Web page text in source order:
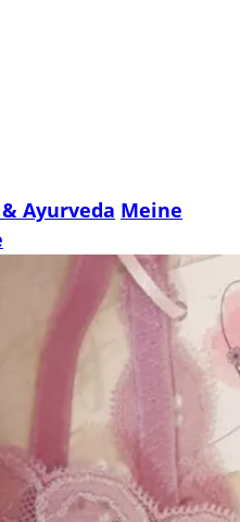
Ayurveda Meine